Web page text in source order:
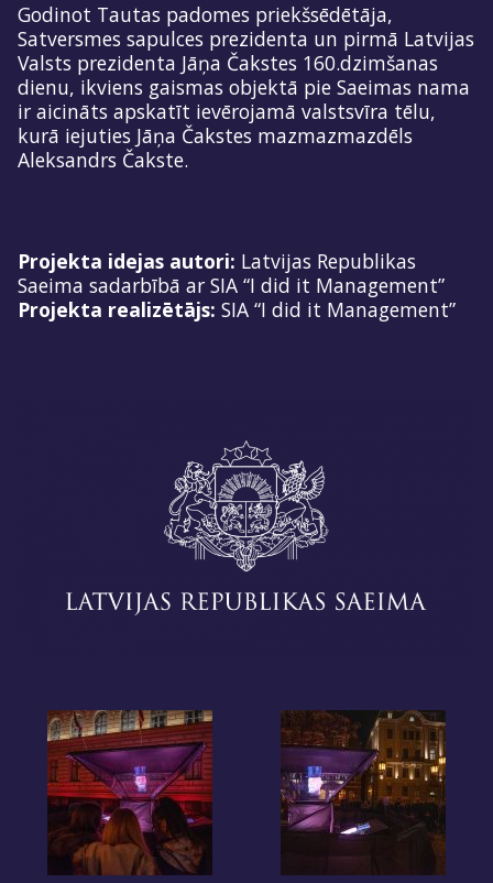
Godinot Tautas padomes priekšsēdētāja,
Satversmes sapulces prezidenta un pirmā Latvijas
Valsts prezidenta Jāņa Čakstes 160.dzimšanas
dienu, ikviens gaismas objektā pie Saeimas nama
ir aicināts apskatīt ievērojamā valstsvīra tēlu,
kurā iejuties Jāņa Čakstes mazmazmazdēls
Aleksandrs Čakste.
Projekta idejas autori: Latvijas Republikas
Saeima sadarbībā ar SIA “I did it Management”
Projekta realizētājs: SIA “I did it Management”